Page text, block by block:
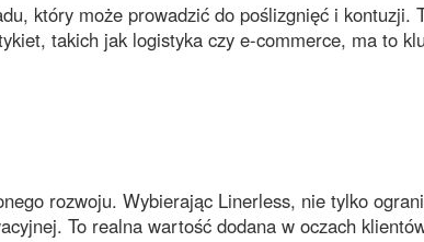
, który może prowadzić do poślizgnięć i kontuzji.
takich jak logistyka czy e-commerce, ma to
rozwoju. Wybierając Linerless, nie tylko
To realna wartość dodana w oczach